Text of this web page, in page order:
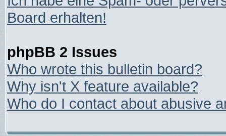
Board erhalten!
phpBB 2 Issues
Who wrote this bulletin board?
Why isn't X feature available?
Who do I contact about abusive